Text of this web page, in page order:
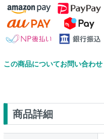
この商品についてお問い合わせ
商品詳細